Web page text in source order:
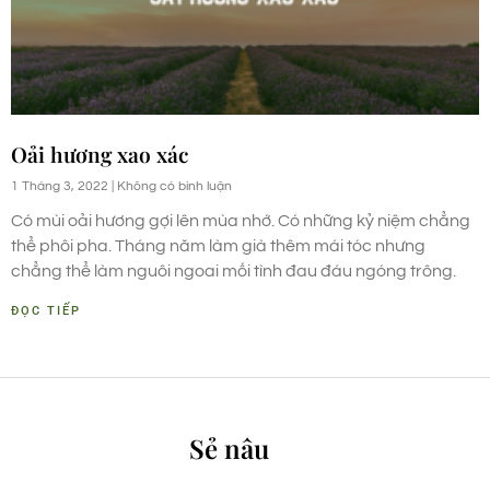
Oải hương xao xác
1 Tháng 3, 2022 Không có bình luận
Có mùi oải hương gợi lên mùa nhớ. Có những kỷ niệm chẳng
thể phôi pha. Tháng năm làm già thêm mái tóc nhưng
chẳng thể làm nguôi ngoai mối tình đau đáu ngóng trông.
ĐỌC TIẾP
Sẻ nâu